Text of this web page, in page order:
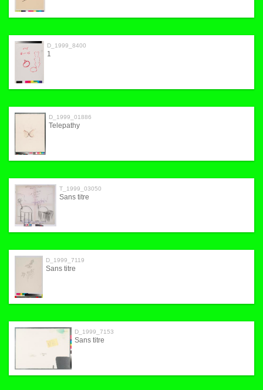
D_1999_8400
1
D_1999_01886
Telepathy
T_1999_03050
Sans titre
D_1999_7119
Sans titre
D_1999_7153
Sans titre